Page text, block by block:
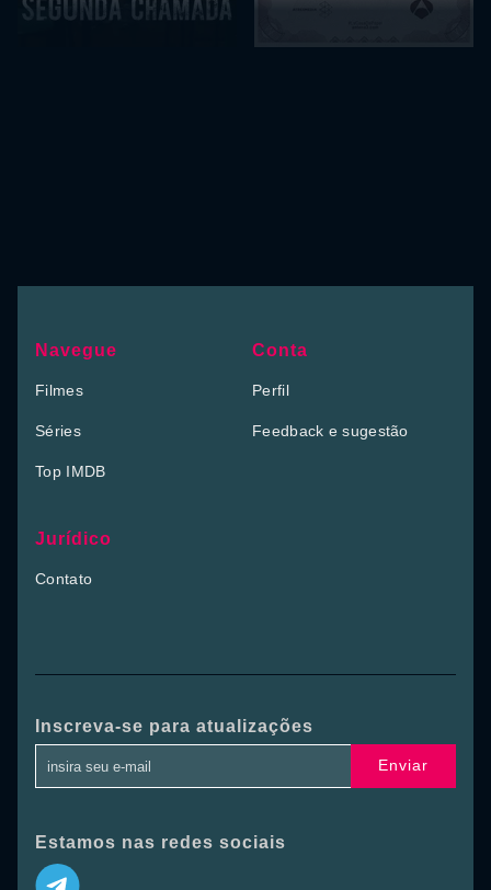
Navegue
Filmes
Séries
Top IMDB
Conta
Perfil
Feedback e sugestão
Jurídico
Contato
Inscreva-se para atualizações
Enviar
Estamos nas redes sociais